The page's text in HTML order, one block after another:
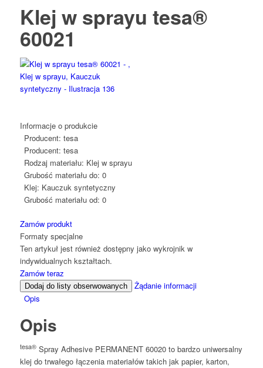
Klej w sprayu tesa®
60021
Informacje o produkcie
Producent: tesa
Producent: tesa
Rodzaj materiału: Klej w sprayu
Grubość materiału do: 0
Klej: Kauczuk syntetyczny
Grubość materiału od: 0
Zamów produkt
Formaty specjalne
Ten artykuł jest również dostępny jako wykrojnik w
indywidualnych kształtach.
Zamów teraz
Dodaj do listy obserwowanych
Żądanie informacji
Opis
Opis
tesa®Spray Adhesive PERMANENT 60020 to bardzo uniwersalny
klej do trwałego łączenia materiałów takich jak papier, karton,